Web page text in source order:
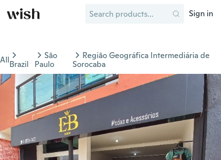
Sign in
AllBrazil
São
Paulo
Região Geográfica Intermediária de
Sorocaba